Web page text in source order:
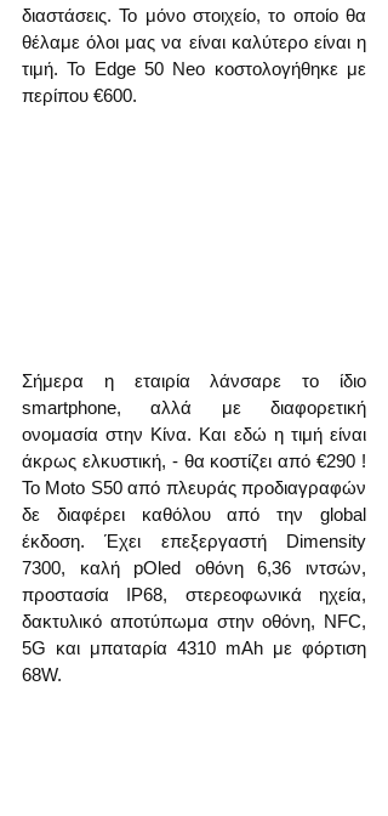
διαστάσεις. Το μόνο στοιχείο, το οποίο θα
θέλαμε όλοι μας να είναι καλύτερο είναι η
τιμή. Το Edge 50 Neo κοστολογήθηκε με
περίπου €600.
Σήμερα η εταιρία λάνσαρε το ίδιο
smartphone, αλλά με διαφορετική
ονομασία στην Κίνα. Και εδώ η τιμή είναι
άκρως ελκυστική, - θα κοστίζει από €290 !
Το Moto S50 από πλευράς προδιαγραφών
δε διαφέρει καθόλου από την global
έκδοση. Έχει επεξεργαστή Dimensity
7300, καλή pOled οθόνη 6,36 ιντσών,
προστασία IP68, στερεοφωνικά ηχεία,
δακτυλικό αποτύπωμα στην οθόνη, NFC,
5G και μπαταρία 4310 mAh με φόρτιση
68W.